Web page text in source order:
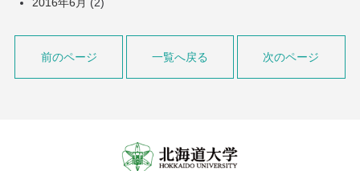
前のページ 一覧へ戻る 次のページ